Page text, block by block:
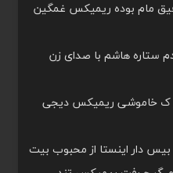
مام بوده ریمیکس غمگین
ستاره هاشم با صدای زن
ک خاموشی ریمیکس دیجی
دار اینستا از محبوب بیت